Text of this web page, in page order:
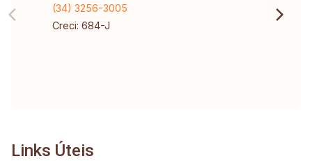
(34) 3256-3005
Creci: 684-J
Links Úteis